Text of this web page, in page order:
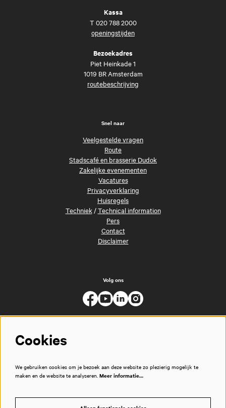
Kassa
T 020 788 2000
openingstijden
Bezoekadres
Piet Heinkade 1
1019 BR Amsterdam
routebeschrijving
Snel naar
Veelgestelde vragen
Route
Stadscafé en brasserie Dudok
Zakelijke evenementen
Vacatures
Privacyverklaring
Huisregels
Techniek/Technical information
Pers
Contact
Disclaimer
Volg ons
Cookies
We gebruiken cookies om je bezoek aan deze website zo plezierig mogelijk te
maken en de website te analyseren. Meer informatie…